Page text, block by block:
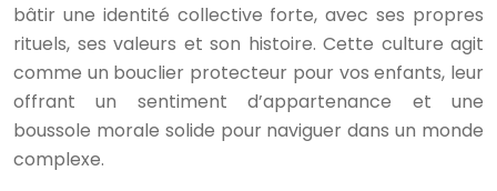
bâtir une identité collective forte, avec ses propres
rituels, ses valeurs et son histoire. Cette culture agit
comme un bouclier protecteur pour vos enfants, leur
offrant un sentiment d’appartenance et une
boussole morale solide pour naviguer dans un monde
complexe.